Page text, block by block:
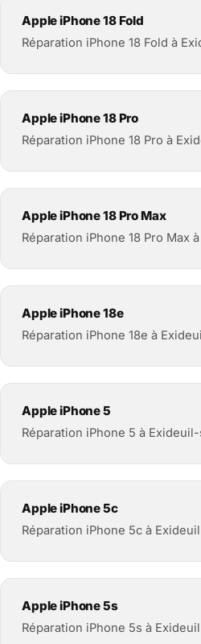
Apple iPhone 18 Fold
Réparation iPhone 18 Fold à
Apple iPhone 18 Pro
Réparation iPhone 18 Pro à
Apple iPhone 18 Pro Max
Réparation iPhone 18 Pro Max
Apple iPhone 18e
Réparation iPhone 18e à
Apple iPhone 5
Réparation iPhone 5 à
Apple iPhone 5c
Réparation iPhone 5c à
Apple iPhone 5s
Réparation iPhone 5s à